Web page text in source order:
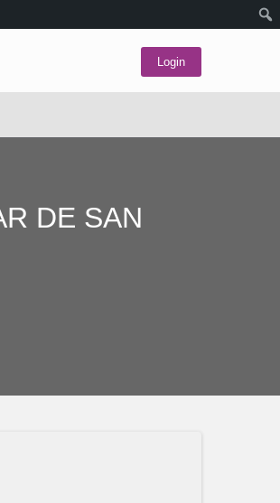
Login
DE SAN